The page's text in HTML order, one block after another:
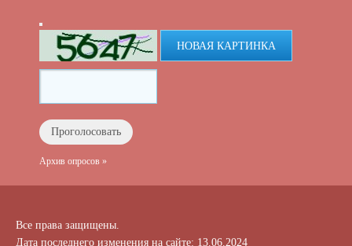
НОВАЯ КАРТИНКА
Архив опросов »
Все права защищены.
Дата последнего изменения на сайте: 13.06.2024